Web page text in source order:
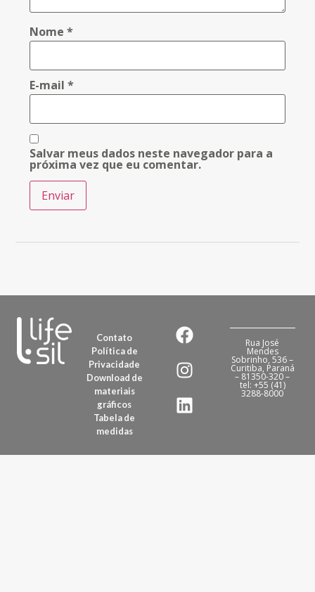
Nome*
E-mail*
Salvar meus dados neste navegador para a
próxima vez que eu comentar.
Contato
Política de
Privacidade
Download de
materiais
gráficos
Tabela de
medidas
Rua José
Mendes
Sobrinho, 536 –
Curitiba, Paraná
– 81350-320 –
tel: +55 (41)
3288-8000